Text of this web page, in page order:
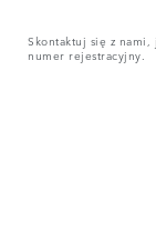
Skontaktuj się z nami,
numer rejestracyjny.